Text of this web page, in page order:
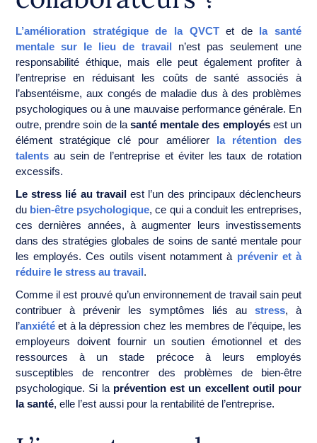
L’amélioration stratégique de la QVCTet de la santé
mentale sur le lieu de travail
n’est pas seulement une
responsabilité éthique, mais elle peut également profiter à
l’entreprise en réduisant les coûts de santé associés à
l’absentéisme, aux congés de maladie dus à des problèmes
psychologiques ou à une mauvaise performance générale. En
outre, prendre soin de la santé mentale des employésest un
élément stratégique clé pour améliorer la rétention des
talents au sein de l’entreprise et éviter les taux de rotation
excessifs.
Le stress lié au travailest l’un des principaux déclencheurs
du bien-être psychologique, ce qui a conduit les entreprises,
ces dernières années, à augmenter leurs investissements
dans des stratégies globales de soins de santé mentale pour
les employés. Ces outils visent notamment à prévenir et à
réduire le stress au travail.
Comme il est prouvé qu’un environnement de travail sain peut
contribuer à prévenir les symptômes liés au stress, à
l’anxiété et à la dépression chez les membres de l’équipe, les
employeurs doivent fournir un soutien émotionnel et des
ressources à un stade précoce à leurs employés
susceptibles de rencontrer des problèmes de bien-être
psychologique. Si la prévention est un excellent outil pour
la santé, elle l’est aussi pour la rentabilité de l’entreprise.